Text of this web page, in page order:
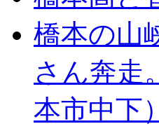
橋本の山
さん奔走
本市中下）